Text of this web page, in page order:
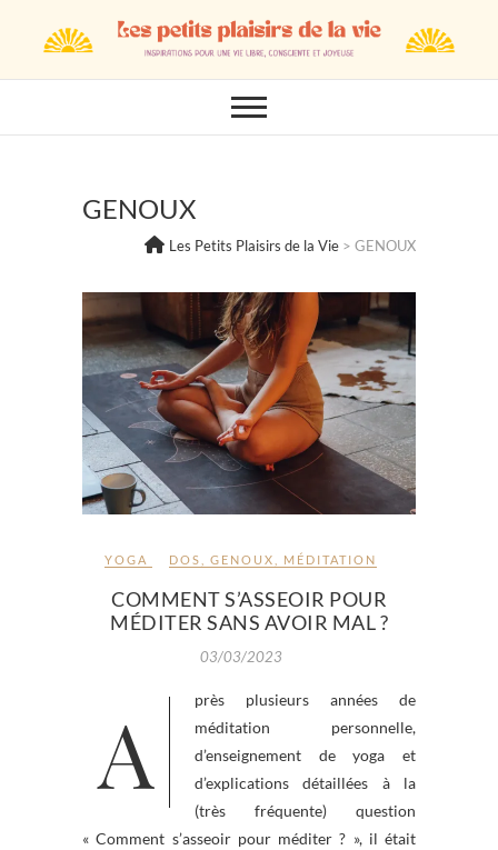
GENOUX
Les Petits Plaisirs de la Vie > GENOUX
YOGA DOS GENOUX MÉDITATION
COMMENT S’ASSEOIR POUR
MÉDITER SANS AVOIR MAL ?
03/03/2023
Après plusieurs années de
méditation personnelle,
d’enseignement de yoga et
d’explications détaillées à la
(très fréquente) question
« Comment s’asseoir pour méditer ? », il était